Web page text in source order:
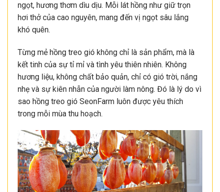
ngọt, hương thơm dìu dịu. Mỗi lát hồng như giữ trọn
hơi thở của cao nguyên, mang đến vị ngọt sâu lắng
khó quên.
Từng mẻ hồng treo gió không chỉ là sản phẩm, mà là
kết tinh của sự tỉ mỉ và tình yêu thiên nhiên. Không
hương liệu, không chất bảo quản, chỉ có gió trời, nắng
nhẹ và sự kiên nhẫn của người làm nông. Đó là lý do vì
sao hồng treo gió SeonFarm luôn được yêu thích
trong mỗi mùa thu hoạch.